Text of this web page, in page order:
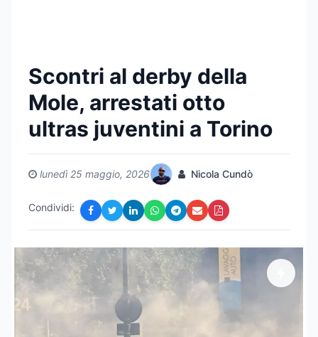
Scontri al derby della
Mole, arrestati otto
ultras juventini a Torino
lunedì 25 maggio, 2026 Nicola Cundò
Condividi: